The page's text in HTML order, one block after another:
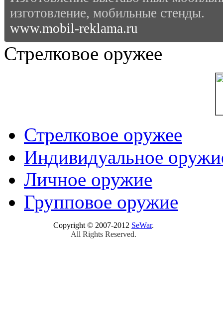
изготовление, мобильные стенды.
www.mobil-reklama.ru
Стрелковое оружее
Стрелковое оружее
Индивидуальное
Личное оружие
Групповое оружие
Copyright © 2007-2012 SeWar.
All Rights Reserved.